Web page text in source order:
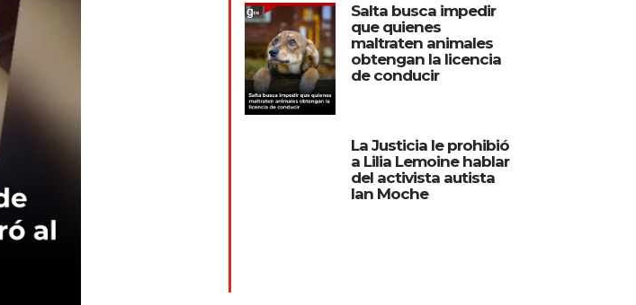
Salta busca impedir
que quienes
maltraten animales
obtengan la licencia
de conducir
La Justicia le prohibió
a Lilia Lemoine hablar
del activista autista
Ian Moche